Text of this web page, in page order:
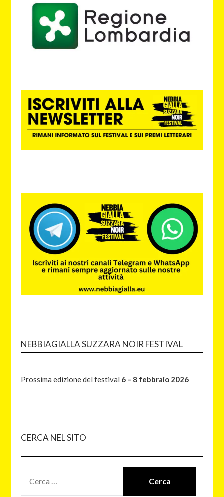
NEBBIAGIALLA SUZZARA NOIR FESTIVAL
Prossima edizione del festival 6 – 8 febbraio 2026
CERCA NEL SITO